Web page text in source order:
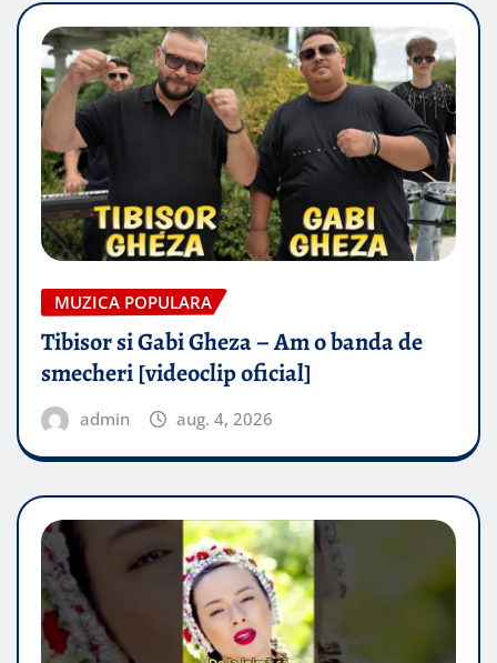
MUZICA POPULARA
Tibisor si Gabi Gheza – Am o banda de
smecheri [videoclip oficial]
admin aug. 4, 2026